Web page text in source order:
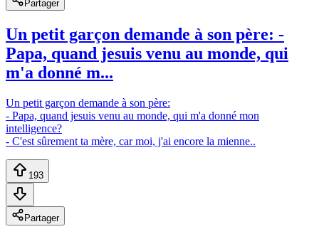
Partager
Un petit garçon demande à son père: -
Papa, quand jesuis venu au monde, qui
m'a donné m...
Un petit garçon demande à son père:
- Papa, quand jesuis venu au monde, qui m'a donné mon
intelligence?
- C'est sûrement ta mère, car moi, j'ai encore la mienne..
193
Partager